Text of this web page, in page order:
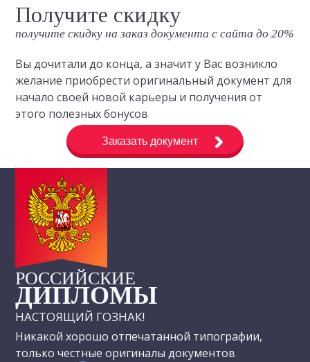
Получите скидку
получите скидку на заказ документа с сайта до 20%
Вы дочитали до конца, а значит у Вас возникло
желание приобрести оригинальный документ для
начало своей новой карьеры и получения от
этого полезных бонусов
Заказать документ
РОССИЙСКИЕ
ДИПЛОМЫ
НАСТОЯЩИЙ ГОЗНАК!
Никакой хорошо отпечатанной типографии,
только честные оригиналы документов